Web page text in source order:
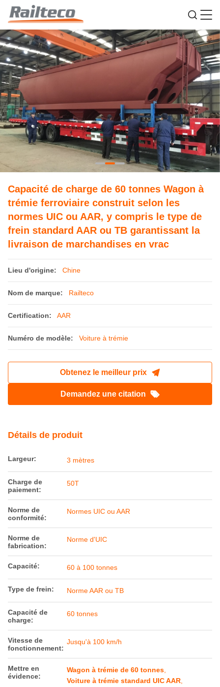
Capacité de charge de 60 tonnes Wagon à
trémie ferroviaire construit selon les
normes UIC ou AAR, y compris le type de
frein standard AAR ou TB garantissant la
livraison de marchandises en vrac
Lieu d'origine: Chine
Nom de marque: Railteco
Certification: AAR
Numéro de modèle: Voiture à trémie
Obtenez le meilleur prix
Demandez une citation
Détails de produit
Largeur: 3 mètres
Charge de
paiement:
50T
Norme de
conformité:
Normes UIC ou AAR
Norme de
fabrication:
Norme d'UIC
Capacité: 60 à 100 tonnes
Type de frein: Norme AAR ou TB
Capacité de
charge:
60 tonnes
Vitesse de
fonctionnement:
Jusqu'à 100 km/h
Mettre en
évidence:
Wagon à trémie de 60 tonnes,
Voiture à trémie standard UIC AAR,